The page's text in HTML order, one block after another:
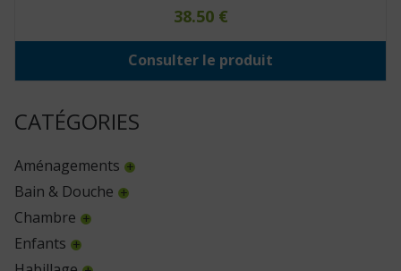
CATÉGORIES
Aménagements
Bain & Douche
Chambre
Enfants
38.50 €
Consulter le produit